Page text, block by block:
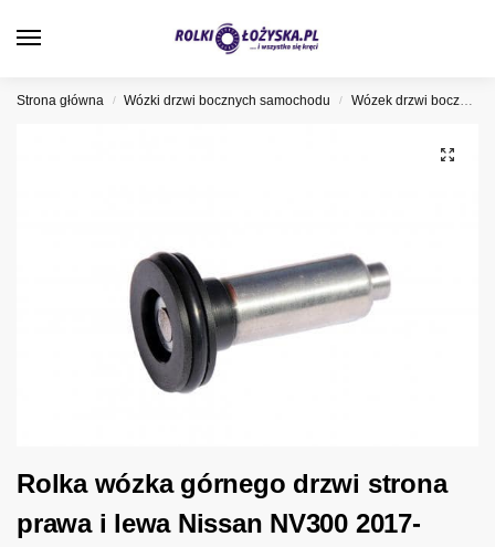
Strona główna / Wózki drzwi bocznych samochodu / Wózek drzwi bocznych Nissan
Rolka wózka górnego drzwi strona
prawa i lewa Nissan NV300 2017-